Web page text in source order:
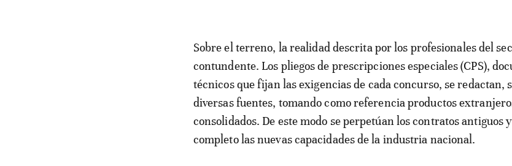
Sobre el terreno, la realidad descrita por los profesionales del
contundente. Los pliegos de prescripciones especiales (CPS),
técnicos que fijan las exigencias de cada concurso, se redactan,
diversas fuentes, tomando como referencia productos
consolidados. De este modo se perpetúan los contratos antiguos
completo las nuevas capacidades de la industria nacional.